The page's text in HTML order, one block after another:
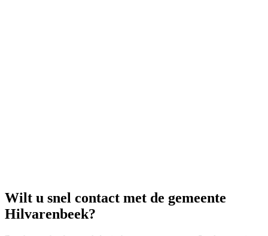
Wilt u snel contact met de gemeente
Hilvarenbeek?